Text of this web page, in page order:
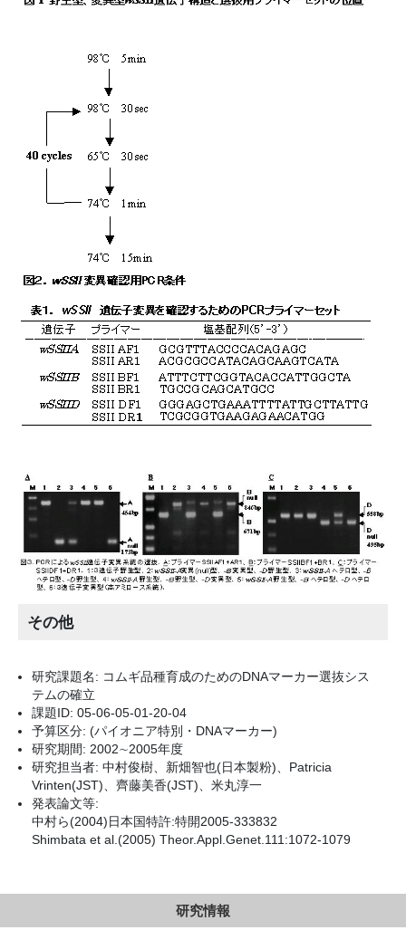
その他
研究課題名: コムギ品種育成のためのDNAマーカー選抜シス
テムの確立
課題ID: 05-06-05-01-20-04
予算区分: (パイオニア特別・DNAマーカー)
研究期間: 2002∼2005年度
研究担当者: 中村俊樹、新畑智也(日本製粉)、Patricia
Vrinten(JST)、齊藤美香(JST)、米丸淳一
発表論文等:
中村ら(2004)日本国特許:特開2005-333832
Shimbata et al.(2005) Theor.Appl.Genet.111:1072-1079
研究情報